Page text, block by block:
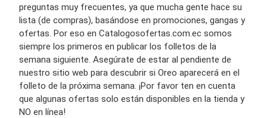
preguntas muy frecuentes, ya que mucha gente hace su
lista (de compras), basándose en promociones, gangas y
ofertas. Por eso en Catalogosofertas.com.ec somos
siempre los primeros en publicar los folletos de la
semana siguiente. Asegúrate de estar al pendiente de
nuestro sitio web para descubrir si Oreo aparecerá en el
folleto de la próxima semana. ¡Por favor ten en cuenta
que algunas ofertas solo están disponibles en la tienda y
NO en línea!